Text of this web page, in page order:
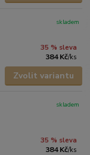
35 % sleva
384 Kč/ks
skladem
Zvolit variantu
35 % sleva
384 Kč/ks
skladem